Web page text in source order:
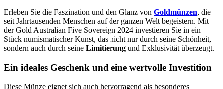
Erleben Sie die Faszination und den Glanz von Goldmünzen, die
seit Jahrtausenden Menschen auf der ganzen Welt begeistern. Mit
der Gold Australian Five Sovereign 2024 investieren Sie in ein
Stück numismatischer Kunst, das nicht nur durch seine Schönheit,
sondern auch durch seine Limitierung und Exklusivität überzeugt.
Ein ideales Geschenk und eine wertvolle Investition
Diese Münze eignet sich auch hervorragend als besonderes